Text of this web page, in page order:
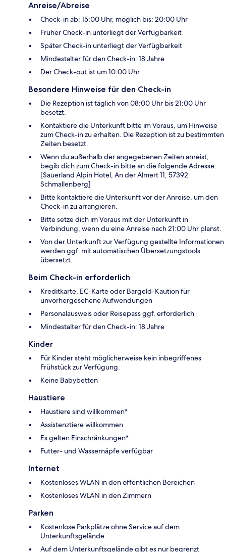
Anreise/Abreise
Check-in ab: 15:00 Uhr, möglich bis: 20:00 Uhr
Früher Check-in unterliegt der Verfügbarkeit
Später Check-in unterliegt der Verfügbarkeit
Mindestalter für den Check-in: 18 Jahre
Der Check-out ist um 10:00 Uhr
Besondere Hinweise für den Check-in
Die Rezeption ist täglich von 08:00 Uhr bis 21:00 Uhr
besetzt.
Kontaktiere die Unterkunft bitte im Voraus, um Hinweise
zum Check-in zu erhalten. Die Rezeption ist zu bestimmten
Zeiten besetzt.
Wenn du außerhalb der angegebenen Zeiten anreist,
begib dich zum Check-in bitte an die folgende Adresse:
[Sauerland Alpin Hotel, An der Almert 11, 57392
Schmallenberg]
Bitte kontaktiere die Unterkunft vor der Anreise, um den
Check-in zu arrangieren.
Bitte setze dich im Voraus mit der Unterkunft in
Verbindung, wenn du eine Anreise nach 21:00 Uhr planst.
Von der Unterkunft zur Verfügung gestellte Informationen
werden ggf. mit automatischen Übersetzungstools
übersetzt.
Beim Check-in erforderlich
Kreditkarte, EC-Karte oder Bargeld-Kaution für
unvorhergesehene Aufwendungen
Personalausweis oder Reisepass ggf. erforderlich
Mindestalter für den Check-in: 18 Jahre
Kinder
Für Kinder steht möglicherweise kein inbegriffenes
Frühstück zur Verfügung.
Keine Babybetten
Haustiere
Haustiere sind willkommen*
Assistenztiere willkommen
Es gelten Einschränkungen*
Futter- und Wassernäpfe verfügbar
Internet
Kostenloses WLAN in den öffentlichen Bereichen
Kostenloses WLAN in den Zimmern
Parken
Kostenlose Parkplätze ohne Service auf dem
Unterkunftsgelände
Auf dem Unterkunftsgelände gibt es nur begrenzt